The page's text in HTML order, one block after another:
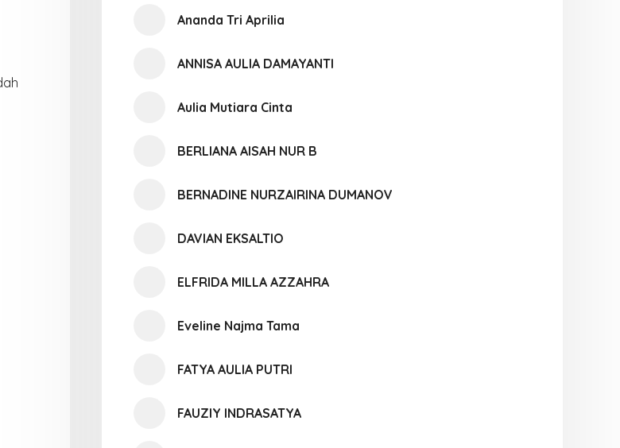
Ananda Tri Aprilia
ANNISA AULIA DAMAYANTI
Aulia Mutiara Cinta
BERLIANA AISAH NUR B
BERNADINE NURZAIRINA DUMANOV
DAVIAN EKSALTIO
ELFRIDA MILLA AZZAHRA
Eveline Najma Tama
FATYA AULIA PUTRI
FAUZIY INDRASATYA